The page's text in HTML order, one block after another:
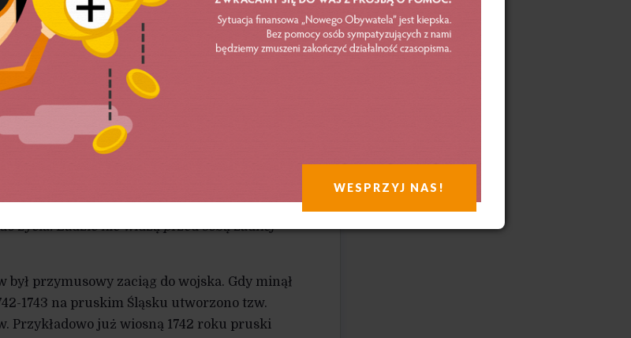
Polski. Stoi tu 61 opuszczonych domów. Bytom:
są bez wyjątku bardzo biedni i skarżą się
zginie. Gliwice: są mniejsze jak Bytom,
131 domów, a ponad sto nie zostało
taka relacja z Górnego Śląska:
muszą strzyc jego owce, uprawiać
staw zamkowy, oczyszczać fosę i młynówkę,
młyńskie, wozić drewno budowlane i owies
Ale do tego zdążyli się już
serwisowe, akcyza – to przekracza ich
życia. Ludzie nie widzą przed sobą żadnej
przymusowy zaciąg do wojska. Gdy minął
1743 na pruskim Śląsku utworzono tzw.
Przykładowo już wiosną 1742 roku pruski
WESPRZYJ NAS!